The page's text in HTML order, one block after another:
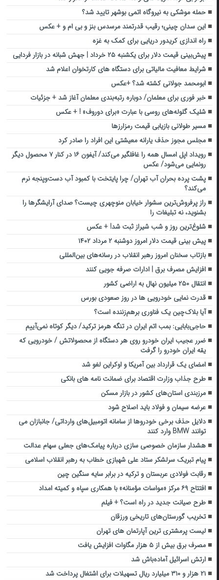
حمله موشکی به نیروگاه اتمی بوشهر تایید شد؟
این سدان چینی؛ رقیب قدرتمند مرسدس بنز و بی ام و + عکس
راه اندازی کریدور دریایی برای کمک به غزه
پیش‌بینی قیمت دلار برای یکشنبه ۲۵ خرداد | جهش شبانه در بازار فردایی
شرایط معافیت مالیاتی برای دستگاه های کارتخوان اعلام شد
ابومحمد جولانی کشته شد؟ +عکس
خبر فوری برای معلمان/ دوباره رتبه‌بندی معلمان آغاز شد + جزئیات
شلیک گلوله‌های روسی با عبارت «برای دوروف» ! + عکس
مسیر طولانی بازیابی قیمت رمزارزها
مجلس مجوز حذف یارانه معیشتی این افراد را صادر کرد
رویداد اپل امسال همه را غافلگیر می‌کند/ آیفون ۱۶ در کنار ۷ محصول دیگر
رونمایی می‌شود/ عکس
پشت پرده بحران آب تهران/ چرا پایتخت با کمبود آب دست‌وپنجه نرم
می‌کند؟
راز پرفروش‌ترین سشوار خیابان منوچهری چیست؟ صدای آرایشگرها را
بشنوید، نه تبلیغات را
شلوغ‌ترین روز و شب شیراز ثبت شد! + عکس
پیش بینی قیمت دلار امروز دوشنبه ۲ مرداد ۱۴۰۲
بازتاب سخنان امروز رهبر انقلاب در رسانه‌های بین‌المللی
افزایش مصرف برق | ادارات صرفه جویی کنند
انتقال ۲۵۰ میلیون نهال به اراضی کشور
قدرت نمایی خودرویی ها در روز صعودی بورس
آیا بلاک‌چین یک فناوری برهم‌زننده است؟
حاجی‌بابایی: بمب اتم ایران در تنگه هرمز ترکید/ دیگر کوتاه نمی‌آییم
ضرر عجیب ایران خودرو روی هر دستگاه از محصولاتش / خودرویی که
یقه ایران خودرو را گرفت
امضای یک قرارداد بین آمریکا و اوکراین لغو شد
طرح جذاب وزارت اقتصاد برای ضمانت نامه های بانکی
مرزبندی استان‌های کشور در بازار مسکن
عرضه سیمان و فولاد باید اصلاح شود
دلایل حذف برخی خودروها از سامانه اتومبیل‌های وارداتی/ جانبازان می
توانند BMW وارد کنند
هشدار سازمان خصوصی سازی درباره پیامک‌های جعلی سهام عدالت
پیام تبریک سرلشکر ستاد علی شهبازی خطاب به رهبر انقلاب اسلامی
رقابت فولادی عربستان و ترکیه در برابر سایه سنگین چین
افتتاح ۶۹ مرکز «مواسات مؤمنانه» با همکاری سپاه و کمیته امداد
طرح صیانت جدید در راه است؟ + فیلم
تخریب گورستان‌های تاریخی ورزقان
لیست پرمشتری ترین آپارتمان های تهران
مصرف برق بیش از ۵ هزار مگاوات افزایش یافت
ارتش اسرائیل آماده‌باش شد
۲۱ هزار و ۳۱۰ میلیارد ریال تسهیلات برای اشتغال پرداخت شد